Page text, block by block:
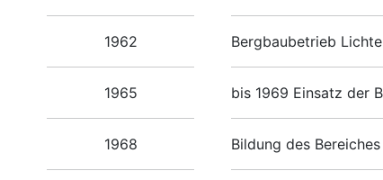
1962 Bergbaubetrieb
1965 bis 1969 Einsatz der
1968 Bildung des